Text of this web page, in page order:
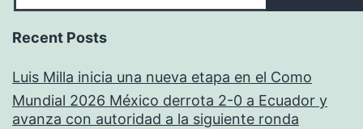
Recent Posts
Luis Milla inicia una nueva etapa en el Como
Mundial 2026 México derrota 2-0 a Ecuador y
avanza con autoridad a la siguiente ronda